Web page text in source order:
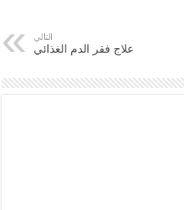
التالي
علاج فقر الدم الغذائي